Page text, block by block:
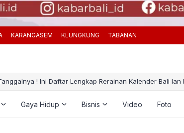
KARANGASEM KLUNGKUNG TABANAN
! Ini Daftar Lengkap Rerainan Kalender Bali
Gaya Hidup Bisnis Video Foto